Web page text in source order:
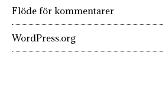
Flöde för kommentarer
WordPress.org